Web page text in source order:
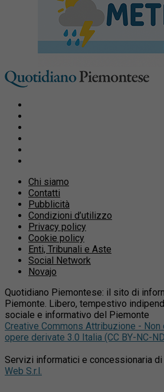
Chi siamo
Contatti
Pubblicità
Condizioni d’utilizzo
Privacy policy
Cookie policy
Enti, Tribunali e Aste
Social Network
Novajo
Quotidiano Piemontese: il sito di
Piemonte. Libero, tempestivo
sociale e informativo del Piemonte
Creative Commons Attribuzione - Non
opere derivate 3.0 Italia (CC BY-NC-
Servizi informatici e concessionaria di
Web S.r.l.